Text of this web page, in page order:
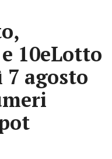
10eLotto
agosto